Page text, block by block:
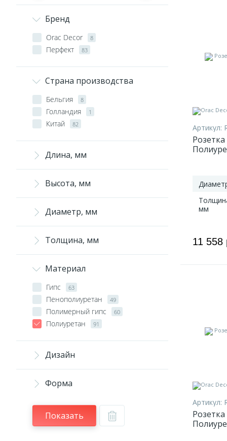
Бренд
Orac Decor 8
Перфект 83
Страна производства
Бельгия 8
Голландия 1
Китай 82
Длина, мм
Высота, мм
Диаметр, мм
Толщина, мм
Материал
Гипс 63
Пенополиуретан 49
Полимерный гипс 60
Полиуретан 91
Дизайн
Форма
Показать
Артикул:
мм
11
Артикул: